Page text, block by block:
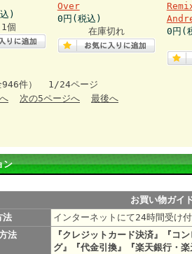
)
個
Over
0円(税込)
在庫切れ
0円(
946件） 1/24ページ
次の5ページへ 最後へ
ン
お買い物ガイ
法
インターネットにて24時間受け付
法
『クレジットカード決済』『コ
グ』『代金引換』『楽天銀行・